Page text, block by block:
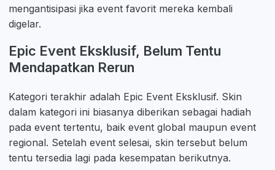
mengantisipasi jika event favorit mereka kembali
digelar.
Epic Event Eksklusif, Belum Tentu
Mendapatkan Rerun
Kategori terakhir adalah Epic Event Eksklusif. Skin
dalam kategori ini biasanya diberikan sebagai hadiah
pada event tertentu, baik event global maupun event
regional. Setelah event selesai, skin tersebut belum
tentu tersedia lagi pada kesempatan berikutnya.